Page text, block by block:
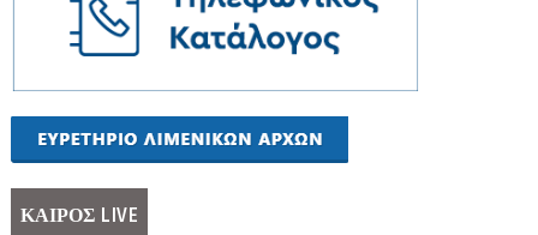
ΚΑΙΡΟΣ LIVE